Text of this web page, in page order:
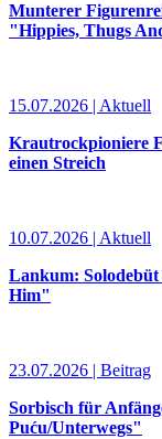
Munterer
"Hippies, Thugs
15.07.2026 | Aktuell
Krautrockpioniere
einen Streich
10.07.2026 | Aktuell
Lankum:
Him"
23.07.2026 | Beitrag
Sorbisch für
Puću/Unterwegs"